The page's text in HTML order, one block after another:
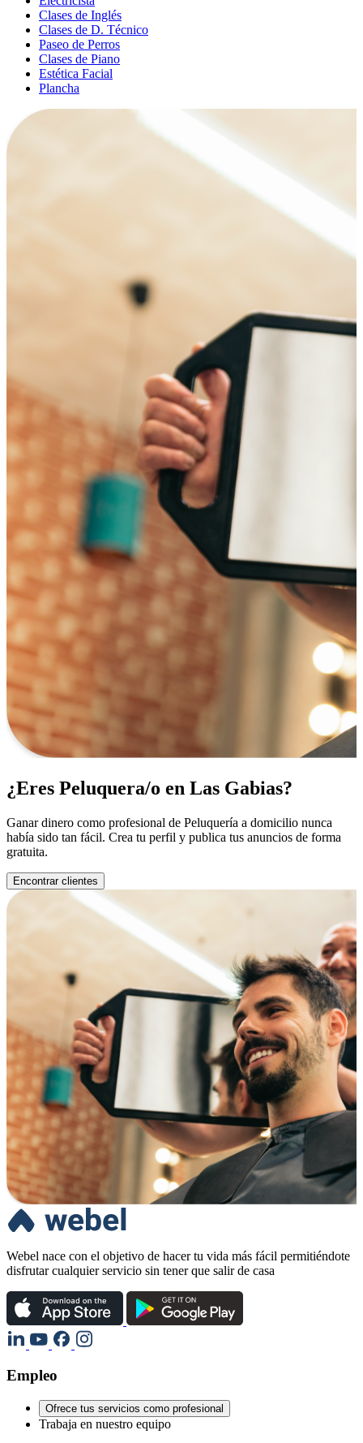
Clases de Inglés
Clases de D. Técnico
Paseo de Perros
Clases de Piano
Estética Facial
Plancha
¿Eres Peluquera/o en Las Gabias?
Ganar dinero como profesional de Peluquería a domicilio nunca
había sido tan fácil. Crea tu perfil y publica tus anuncios de forma
gratuita.
Encontrar clientes
Webel nace con el objetivo de hacer tu vida más fácil permitiéndote
disfrutar cualquier servicio sin tener que salir de casa
Empleo
Ofrece tus servicios como profesional
Trabaja en nuestro equipo